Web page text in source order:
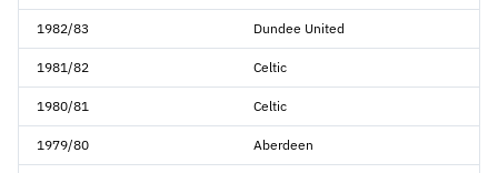
1982/83 Dundee United
1981/82 Celtic
1980/81 Celtic
1979/80 Aberdeen